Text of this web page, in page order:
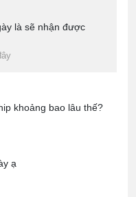
là sẽ nhận được
khoảng bao lâu thế?
ạ